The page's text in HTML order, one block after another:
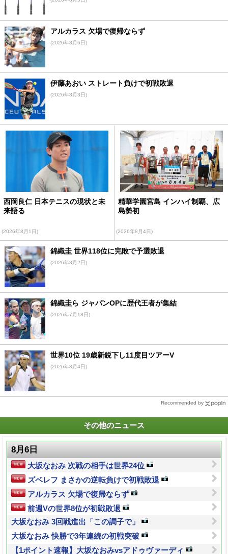
アルカラス 欠場で復帰ならず
(2026年8月6日)
伊藤あおい ストレート負けで初戦敗退
(2026年8月3日)
西岡良仁 日本テニスの現状と未
来語る
(2026年8月1日)
精華学園宮島 インハイ制覇、広
島勢初
(2026年8月4日)
錦織圭 世界118位に完敗で予選敗退
(2026年8月2日)
錦織圭ら ジャパンOPに歴代王者が集結
(2026年7月18日)
世界10位 19歳新鋭下し11度目ツアーV
(2026年8月4日)
Recommended by
その他のニュース
8月6日
大坂なおみ 次戦の相手は世界24位
ズベレフ まさかの逆転負けで初戦敗退
アルカラス 欠場で復帰ならず
前週Vの世界8位が初戦敗退
大坂なおみ 3回戦進出「この調子で」
大坂なおみ 快勝で3年連続の初戦突破
【1ポイント速報】大坂なおみvsアドゥヴァーディ